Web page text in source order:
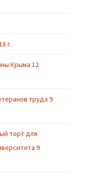
г.
Крыма 12
труда 9
торт для
9